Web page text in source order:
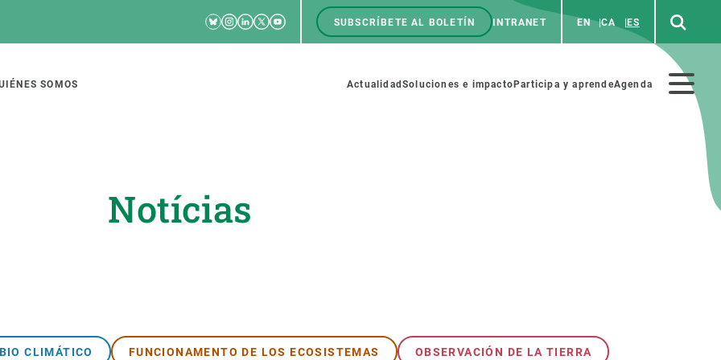
RRSS
Bluesky
Instagram
Linkedin
TwitterYoutube
Menú
top
SUBSCRÍBETE AL BOLETÍN INTRANET EN CA ES
SOMOS
Menú
Actualidad Soluciones e impacto Participa y aprendeAgenda
Notícias
CLIMÁTICO FUNCIONAMENTO DE LOS ECOSISTEMAS OBSERVACIÓN DE LA TIERRA
de ecosistemas Política y gestión Pide tu MSCA-PF COLABORA